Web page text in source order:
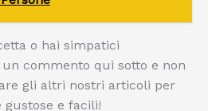
o hai simpatici
commento qui sotto e non
gli altri nostri articoli per
e facili!